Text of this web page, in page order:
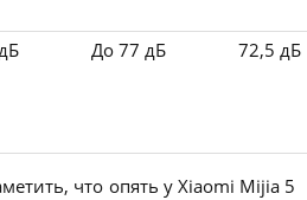
До 77 дБ 72,5 дБ
что опять у Xiaomi Mijia 5